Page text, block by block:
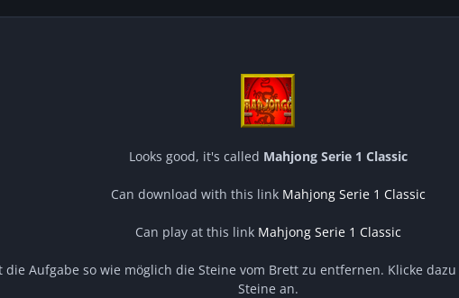
Looks good, it's called Mahjong Serie 1 Classic
Can download with this link Mahjong Serie 1 Classic
Can play at this link Mahjong Serie 1 Classic
die Aufgabe so wie möglich die Steine vom Brett zu entfernen. Klicke
Steine an.